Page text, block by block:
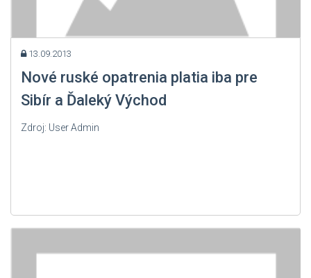
13.09.2013
Nové ruské opatrenia platia iba pre
Sibír a Ďaleký Východ
Zdroj: User Admin